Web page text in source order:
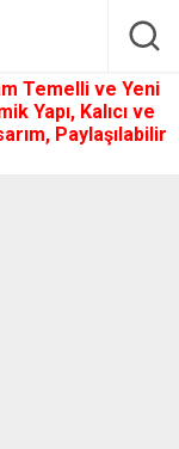
Temelli ve Yeni
Yapı, Kalıcı ve
Paylaşılabilir